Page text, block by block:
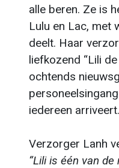
alle beren. Ze is
Lulu en Lac, met
deelt. Haar
liefkozend “Lili
ochtends
iedereen arriveert.
Verzorger Lanh
“Lili is één van